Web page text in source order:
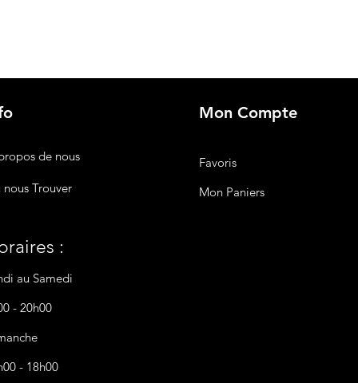
nous Trouver
:
au Samedi
- 20h00
- 18h00
de nous
Mon Compte
Favoris
Mon Paniers